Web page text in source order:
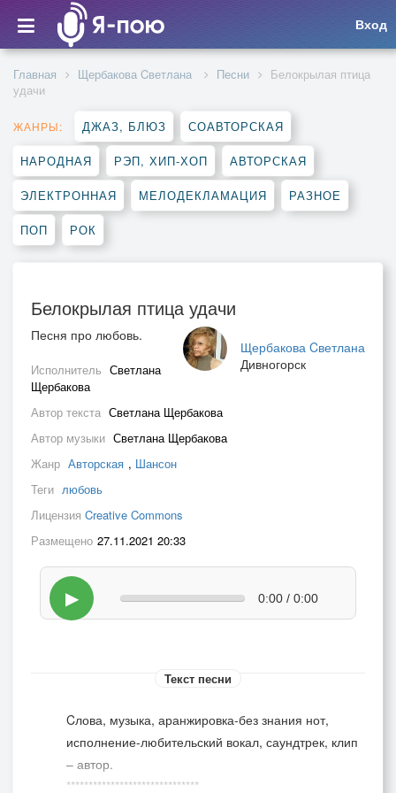
Вход
Главная Щербакова Cветлана Песни
Белокрылая птица
удачи
ЖАНРЫ: ДЖАЗ, БЛЮЗ СОАВТОРСКАЯ
НАРОДНАЯ РЭП, ХИП-ХОП АВТОРСКАЯ
ЭЛЕКТРОННАЯ МЕЛОДЕКЛАМАЦИЯ РАЗНОЕ
ПОП РОК
Белокрылая птица удачи
Щербакова Cветлана
Дивногорск
Песня про любовь.
Исполнитель Светлана
Щербакова
Автор текста Светлана Щербакова
Автор музыки Светлана Щербакова
Жанр Авторская , Шансон
Теги любовь
Лицензия Creative Commons
Размещено 27.11.2021 20:33
▶ 0:00 / 0:00
Текст песни
Cлова, музыка, аранжировка-без знания нот,
исполнение-любительский вокал, саундтрек, клип
– автор.
******************************